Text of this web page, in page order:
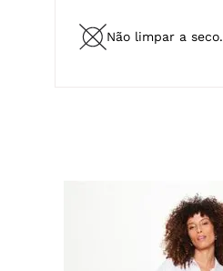
Não limpar a seco.